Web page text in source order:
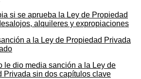
si se aprueba la Ley de Propiedad
alquileres y expropiaciones
le dio media sanción a la Ley de
Privada sin dos capítulos clave